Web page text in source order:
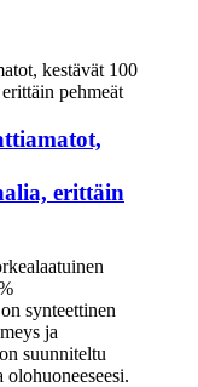
erittäin
synteettinen
ja
suunniteltu